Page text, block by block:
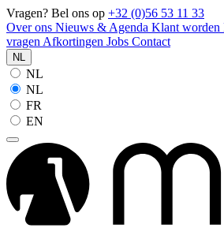
Vragen? Bel ons op +32 (0)56 53 11 33
Over ons Nieuws & Agenda Klant worden
vragen Afkortingen Jobs Contact
NL
NL
NL
FR
EN